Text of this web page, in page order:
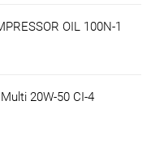
OIL 100N-1
20W-50 CI-4